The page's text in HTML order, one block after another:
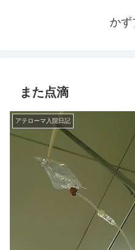
かず
また点滴
アテローマ入院日記